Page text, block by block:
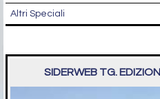
Altri Speciali
SIDERWEB TG.